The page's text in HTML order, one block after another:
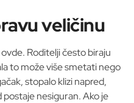
veličinu
Roditelji često biraju
to može više smetati nego
stopalo klizi napred,
postaje nesiguran. Ako je